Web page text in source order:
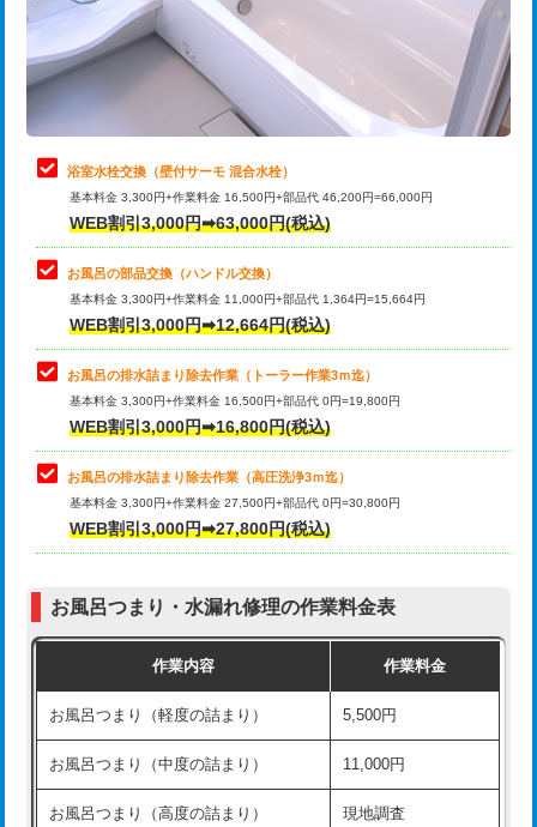
桝清掃 8,800円
止水・漏水調査・防水処理・清掃・修
理・調整・分解・加工など（軽作業）
止水・漏水調査・防水処理・清掃・修
理・調整・分解・加工など（中作業）
22,000円
止水・漏水調査・防水処理・清掃・修
理・調整・分解・加工など（重作業）
33,000円
トイレタンク脱着
トイレ便器脱着
タンクレストイレ脱着 33,000円
小便器トイレ脱着
その他部品の脱着 8,800円～
交換・取付（タンク）
交換・取付（普通便座） 11,000円+材料費
交換・取付（温水洗浄便座） 16,500円+材料費
交換・取付(単水栓（壁付・デッキ
式）)
13,200円+材料費
交換・取付(混合水栓（壁付・デッキ
式・ワンホール）)
16,500円+材料費
浴室水栓交換（壁付サーモ 混合水栓）
基本料金 3,300円+作業料金 16,500円+部品代 46,200円=66,000円
WEB割引3,000円➡63,000円(税込)
お風呂の部品交換（ハンドル交換）
基本料金 3,300円+作業料金 11,000円+部品代 1,364円=15,664円
WEB割引3,000円➡12,664円(税込)
お風呂の排水詰まり除去作業（トーラー作業3ｍ迄）
基本料金 3,300円+作業料金 16,500円+部品代 0円=19,800円
WEB割引3,000円➡16,800円(税込)
お風呂の排水詰まり除去作業（高圧洗浄3ｍ迄）
基本料金 3,300円+作業料金 27,500円+部品代 0円=30,800円
WEB割引3,000円➡27,800円(税込)
お風呂つまり・水漏れ修理の作業料金表
作業内容 作業料金
お風呂つまり（軽度の詰まり） 5,500円
お風呂つまり（中度の詰まり） 11,000円
お風呂つまり（高度の詰まり） 現地調査